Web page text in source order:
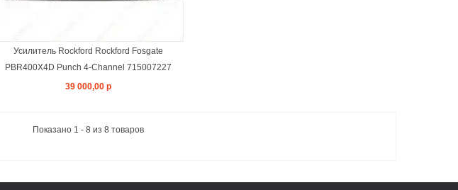
Усилитель Rockford Rockford Fosgate
PBR400X4D Punch 4-Channel 715007227
39 000,00 р
Показано 1 - 8 из 8 товаров